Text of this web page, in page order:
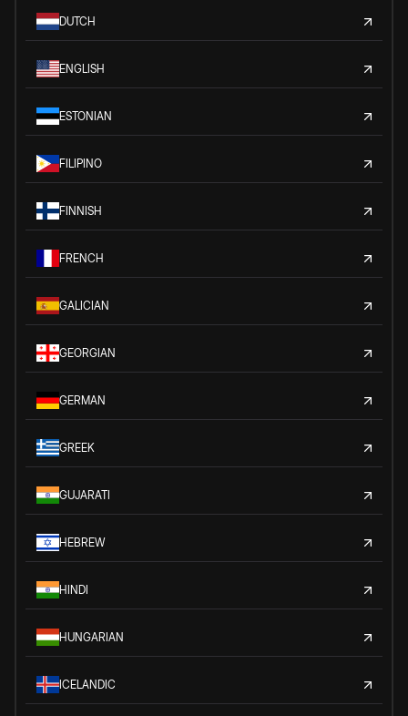
DUTCH
ENGLISH
ESTONIAN
FILIPINO
FINNISH
FRENCH
GALICIAN
GEORGIAN
GERMAN
GREEK
GUJARATI
HEBREW
HINDI
HUNGARIAN
ICELANDIC